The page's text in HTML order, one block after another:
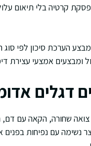
קרטיה בלי תיאום
הערכת סיכון לפי
ומבצעים אמצעי עצירת
דגלים
צואה שחורה, הקאה עם
נשימה עם נפיחות בפנים